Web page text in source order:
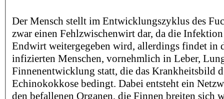
Der Mensch stellt im Entwicklungszyklus des
zwar einen Fehlzwischenwirt dar, da die
Endwirt weitergegeben wird, allerdings findet in
infizierten Menschen, vornehmlich in Leber,
Finnenentwicklung statt, die das Krankheitsbild
Echinokokkose bedingt. Dabei entsteht ein
den befallenen Organen, die Finnen breiten sich